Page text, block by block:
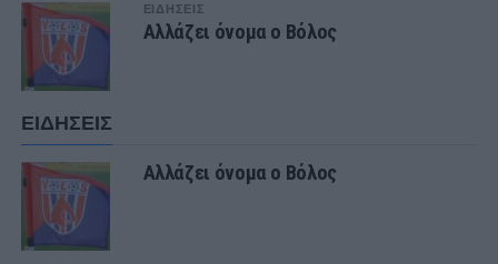
ΕΙΔΗΣΕΙΣ
Αλλάζει όνομα ο Βόλος
ΕΙΔΗΣΕΙΣ
Αλλάζει όνομα ο Βόλος